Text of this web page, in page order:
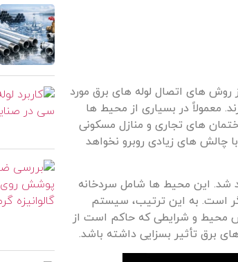
های اتصال لوله های برق مورد
معمولاً در بسیاری از محیط ها
های تجاری و منازل مسکونی
چالش های زیادی روبرو نخواهد
شد. این محیط ها شامل سردخانه
است. به این ترتیب، سیستم
محیط و شرایطی که حاکم است از
برق تأثیر بسزایی داشته باشد.